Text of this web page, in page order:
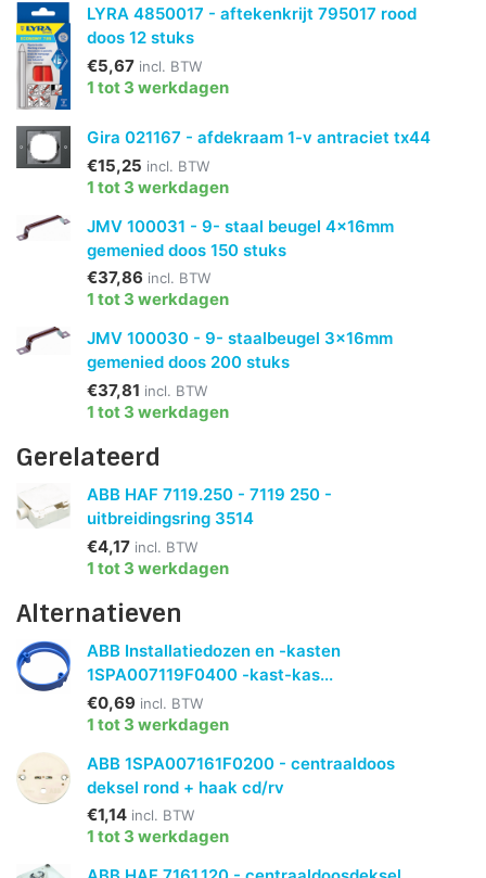
LYRA 4850017 - aftekenkrijt 795017 rood
doos 12 stuks
€5,67 incl. BTW
1 tot 3 werkdagen
Gira 021167 - afdekraam 1-v antraciet tx44
€15,25 incl. BTW
1 tot 3 werkdagen
JMV 100031 - 9- staal beugel 4x16mm
gemenied doos 150 stuks
€37,86 incl. BTW
1 tot 3 werkdagen
JMV 100030 - 9- staalbeugel 3x16mm
gemenied doos 200 stuks
€37,81 incl. BTW
1 tot 3 werkdagen
Gerelateerd
ABB HAF 7119.250 - 7119 250 -
uitbreidingsring 3514
€4,17 incl. BTW
1 tot 3 werkdagen
Alternatieven
ABB Installatiedozen en -kasten
1SPA007119F0400 -kast-kas...
€0,69 incl. BTW
1 tot 3 werkdagen
ABB 1SPA007161F0200 - centraaldoos
deksel rond + haak cd/rv
€1,14 incl. BTW
1 tot 3 werkdagen